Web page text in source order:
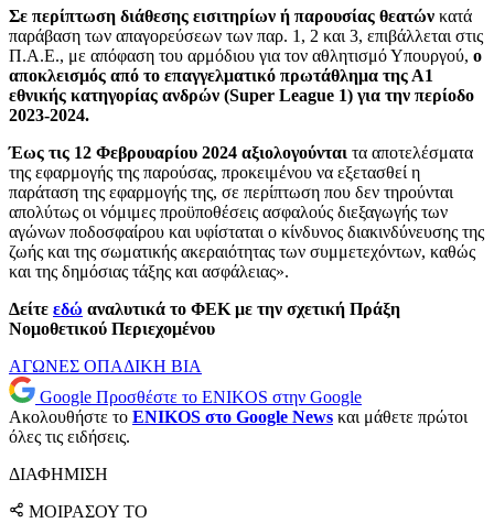
Σε περίπτωση διάθεσης εισιτηρίων ή παρουσίας θεατών κατά
παράβαση των απαγορεύσεων των παρ. 1, 2 και 3, επιβάλλεται στις
Π.Α.Ε., με απόφαση του αρμόδιου για τον αθλητισμό Υπουργού, ο
αποκλεισμός από το επαγγελματικό πρωτάθλημα της Α1
εθνικής κατηγορίας ανδρών (Super League 1) για την περίοδο
2023-2024.
Έως τις 12 Φεβρουαρίου 2024 αξιολογούνται τα αποτελέσματα
της εφαρμογής της παρούσας, προκειμένου να εξετασθεί η
παράταση της εφαρμογής της, σε περίπτωση που δεν τηρούνται
απολύτως οι νόμιμες προϋποθέσεις ασφαλούς διεξαγωγής των
αγώνων ποδοσφαίρου και υφίσταται ο κίνδυνος διακινδύνευσης της
ζωής και της σωματικής ακεραιότητας των συμμετεχόντων, καθώς
και της δημόσιας τάξης και ασφάλειας».
Δείτε εδώ αναλυτικά το ΦΕΚ με την σχετική Πράξη
Νομοθετικού Περιεχομένου
ΑΓΩΝΕΣ ΟΠΑΔΙΚΗ ΒΙΑ
Google Προσθέστε το ENIKOS στην Google
Ακολουθήστε το ENIKOS στο Google News και μάθετε πρώτοι
όλες τις ειδήσεις.
ΔΙΑΦΗΜΙΣΗ
ΜΟΙΡΑΣΟΥ ΤΟ